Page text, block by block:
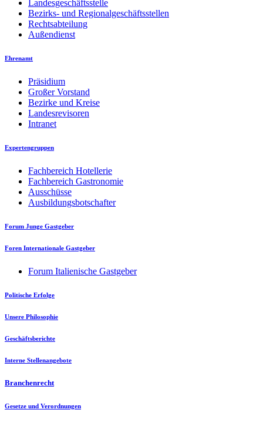
Landesgeschäftsstelle
Bezirks- und Regionalgeschäftsstellen
Rechtsabteilung
Außendienst
Ehrenamt
Präsidium
Großer Vorstand
Bezirke und Kreise
Landesrevisoren
Intranet
Expertengruppen
Fachbereich Hotellerie
Fachbereich Gastronomie
Ausschüsse
Ausbildungsbotschafter
Forum Junge Gastgeber
Foren Internationale Gastgeber
Forum Italienische Gastgeber
Politische Erfolge
Unsere Philosophie
Geschäftsberichte
Interne Stellenangebote
Branchenrecht
Gesetze und Verordnungen